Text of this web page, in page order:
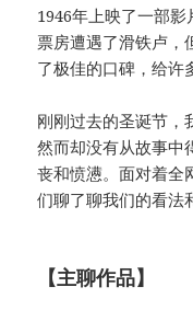
1946年上映了一部
票房遭遇了滑铁卢，
了极佳的口碑，给许
刚刚过去的圣诞节，
然而却没有从故事中
丧和愤懑。面对着全
们聊了聊我们的看法
【主聊作品】